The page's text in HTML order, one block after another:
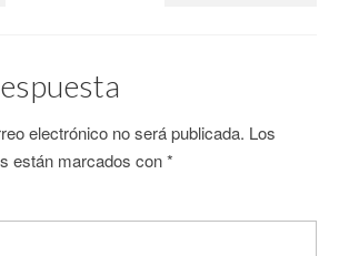
electrónico no será publicada. Los
están marcados con*